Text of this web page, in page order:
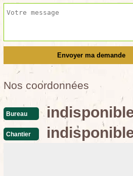
Nos coordonnées
Bureau
Chantier